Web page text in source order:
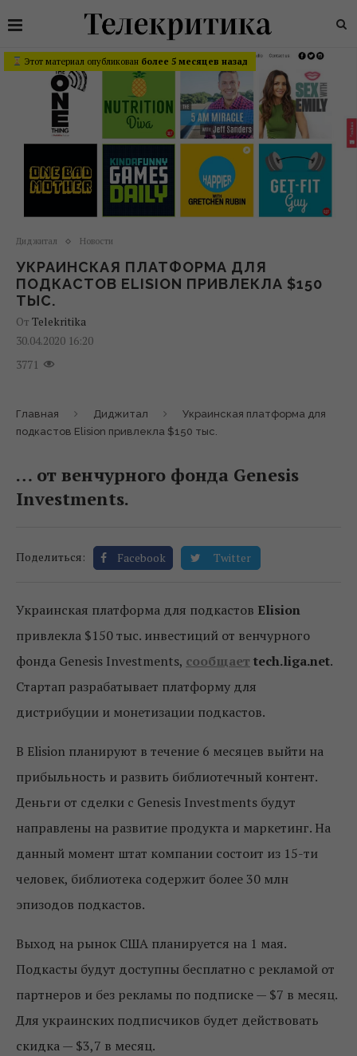
Этот материал опубликован более 5 месяцев назад
Диджитал Новости
УКРАИНСКАЯ ПЛАТФОРМА ДЛЯ
ПОДКАСТОВ ELISION ПРИВЛЕКЛА $150
ТЫС.
От Telekritika
30.04.2020 16:20
3771
Главная Диджитал
Украинская платформа для
подкастов Elision привлекла $150 тыс.
… от венчурного фонда Genesis
Investments.
Поделиться: Facebook Twitter
Украинская платформа для подкастов Elision
привлекла $150 тыс. инвестиций от венчурного
фонда Genesis Investments, сообщает tech.liga.net.
Стартап разрабатывает платформу для
дистрибуции и монетизации подкастов.
В Elision планируют в течение 6 месяцев выйти на
прибыльность и развить библиотечный контент.
Деньги от сделки с Genesis Investments будут
направлены на развитие продукта и маркетинг. На
данный момент штат компании состоит из 15-ти
человек, библиотека содержит более 30 млн
эпизодов подкастов.
Выход на рынок США планируется на 1 мая.
Подкасты будут доступны бесплатно с рекламой от
партнеров и без рекламы по подписке — $7 в месяц.
Для украинских подписчиков будет действовать
скидка — $3,7 в месяц.